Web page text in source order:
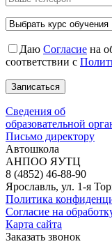
Даю Согласие на
соответствии с
Сведения об
образовательной
Письмо директору
Автошкола
АНПОО ЯУТЦ
8 (4852) 46-88-90
Ярославль, ул. 1-я
Политика
Согласие на
Карта сайта
Заказать звонок